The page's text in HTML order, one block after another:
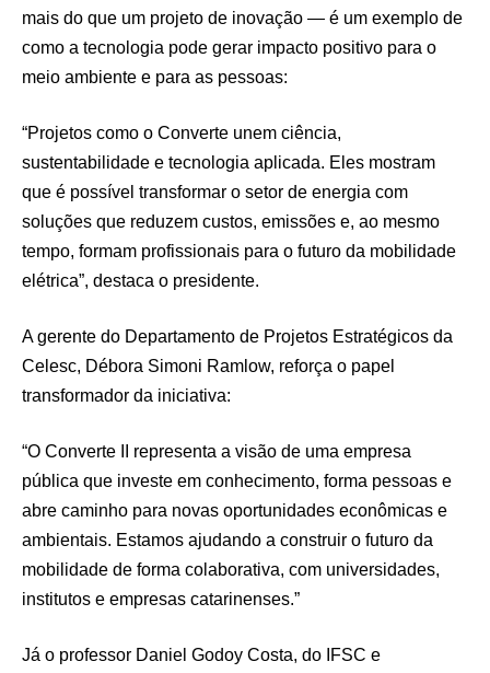
mais do que um projeto de inovação — é um exemplo de
como a tecnologia pode gerar impacto positivo para o
meio ambiente e para as pessoas:
“Projetos como o Converte unem ciência,
sustentabilidade e tecnologia aplicada. Eles mostram
que é possível transformar o setor de energia com
soluções que reduzem custos, emissões e, ao mesmo
tempo, formam profissionais para o futuro da mobilidade
elétrica”, destaca o presidente.
A gerente do Departamento de Projetos Estratégicos da
Celesc, Débora Simoni Ramlow, reforça o papel
transformador da iniciativa:
“O Converte II representa a visão de uma empresa
pública que investe em conhecimento, forma pessoas e
abre caminho para novas oportunidades econômicas e
ambientais. Estamos ajudando a construir o futuro da
mobilidade de forma colaborativa, com universidades,
institutos e empresas catarinenses.”
Já o professor Daniel Godoy Costa, do IFSC e